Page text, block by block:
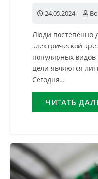
24.05.2024
Люди постепенно
электрической
популярных видов
цели являются
Сегодня…
ЧИТАТЬ